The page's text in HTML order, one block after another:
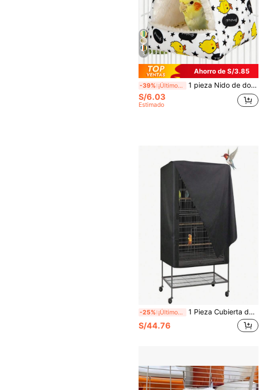
5
Ahorro de S/3.85
-39% ¡Últimos 3 días 1 pieza Nido de dormir triangular de felpa cálida con estampado de dibujos animados para loros, hámsteres, chinchillas, ardillas, cama para mascotas en otoño e invierno
S/6.03
Estimado
-25% ¡Últimos 2 días 1 Pieza Cubierta de Jaula de Pájaros, Bloqueo de Luz y Transpirable, Impermeable y a Prueba de Polvo, Jaula de Pájaros Nocturna, Jaula de Mascotas
S/44.76